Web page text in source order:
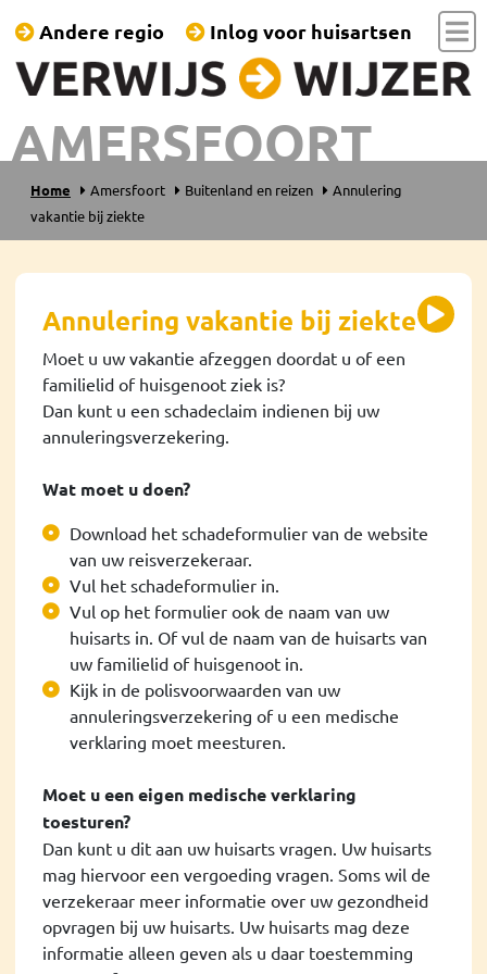
AMERSFOORT
Andere regio Inlog voor huisartsen
Home Amersfoort Buitenland en reizen
Annulering
vakantie bij ziekte
Annulering vakantie bij ziekte
Moet u uw vakantie afzeggen doordat u of een
familielid of huisgenoot ziek is?
Dan kunt u een schadeclaim indienen bij uw
annuleringsverzekering.
Wat moet u doen?
Download het schadeformulier van de website
van uw reisverzekeraar.
Vul het schadeformulier in.
Vul op het formulier ook de naam van uw
huisarts in. Of vul de naam van de huisarts van
uw familielid of huisgenoot in.
Kijk in de polisvoorwaarden van uw
annuleringsverzekering of u een medische
verklaring moet meesturen.
Moet u een eigen medische verklaring
toesturen?
Dan kunt u dit aan uw huisarts vragen. Uw huisarts
mag hiervoor een vergoeding vragen. Soms wil de
verzekeraar meer informatie over uw gezondheid
opvragen bij uw huisarts. Uw huisarts mag deze
informatie alleen geven als u daar toestemming